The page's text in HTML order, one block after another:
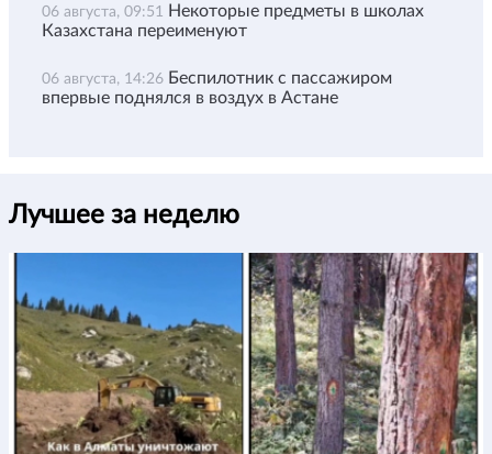
06 августа, 09:51
Некоторые предметы в школах
Казахстана переименуют
06 августа, 14:26 Беспилотник с пассажиром
впервые поднялся в воздух в Астане
Лучшее за неделю